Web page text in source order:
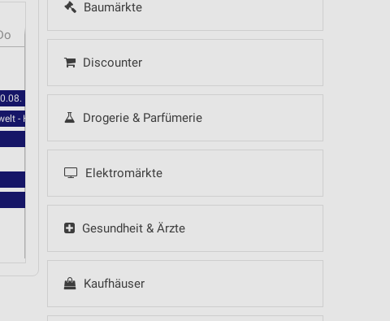
Baumärkte
Discounter
Drogerie & Parfümerie
Elektromärkte
Gesundheit & Ärzte
Kaufhäuser
- Hot Sommer Sale